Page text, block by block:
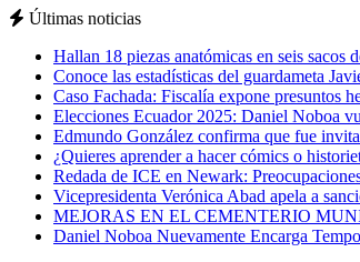
Últimas noticias
Hallan 18 piezas anatómicas en seis sacos
Conoce las estadísticas del guardameta
Caso Fachada: Fiscalía expone presuntos
Elecciones Ecuador 2025: Daniel Noboa
Edmundo González confirma que fue
¿Quieres aprender a hacer cómics o
Redada de ICE en Newark:
Vicepresidenta Verónica Abad apela a
MEJORAS EN EL CEMENTERIO
Daniel Noboa Nuevamente Encarga